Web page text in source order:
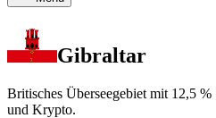
Gibraltar
Britisches Überseegebiet mit 12,5
und Krypto.